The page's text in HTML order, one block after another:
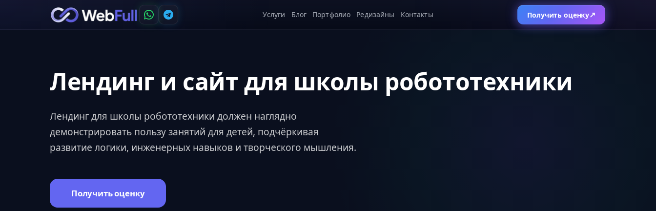
Услуги Блог Портфолио Редизайны Контакты Получить оценку↗
Лендинг и сайт для школы робототехники
Лендинг для школы робототехники должен наглядно
демонстрировать пользу занятий для детей, подчёркивая
развитие логики, инженерных навыков и творческого мышления.
Получить оценку